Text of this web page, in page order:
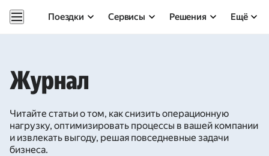
Поездки Сервисы Решения Ещё
Журнал
Читайте статьи о том, как снизить операционную
нагрузку, оптимизировать процессы в вашей компании
и извлекать выгоду, решая повседневные задачи
бизнеса.